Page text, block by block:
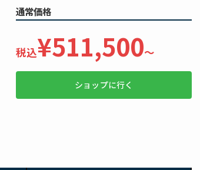
通常価格
税込¥511,500〜
ショップに行く